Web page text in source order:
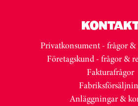
Privatkonsument - frågor
Företagskund - frågor &
Fakturafrågor
Anläggningar &